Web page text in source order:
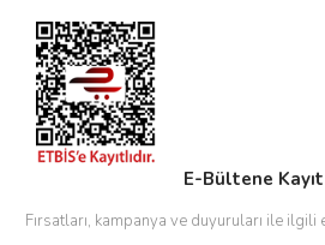
E-Bültene
Fırsatları, kampanya ve duyuruları ile